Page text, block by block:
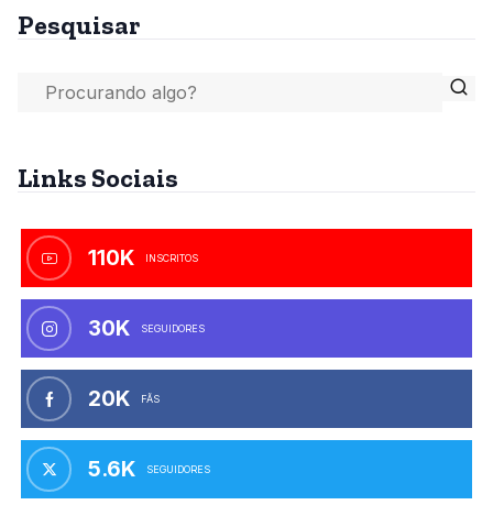
Pesquisar
Links Sociais
110K INSCRITOS
30K SEGUIDORES
20K FÃS
5.6K SEGUIDORES